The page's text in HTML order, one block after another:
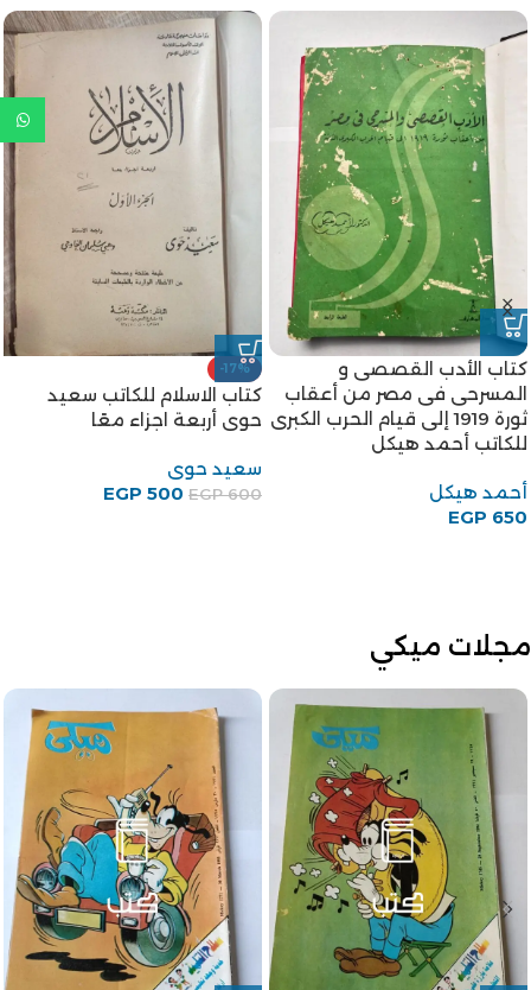
كتاب الأدب القصصى و
المسرحى فى مصر من أعقاب
ثورة 1919 إلى قيام الحرب الكبرى
للكاتب أحمد هيكل
أحمد هيكل
EGP 650
-17%
كتاب الاسلام للكاتب سعيد
حوى أربعة اجزاء معًا
سعيد حوى
EGP600
EGP 500
مجلات ميكي